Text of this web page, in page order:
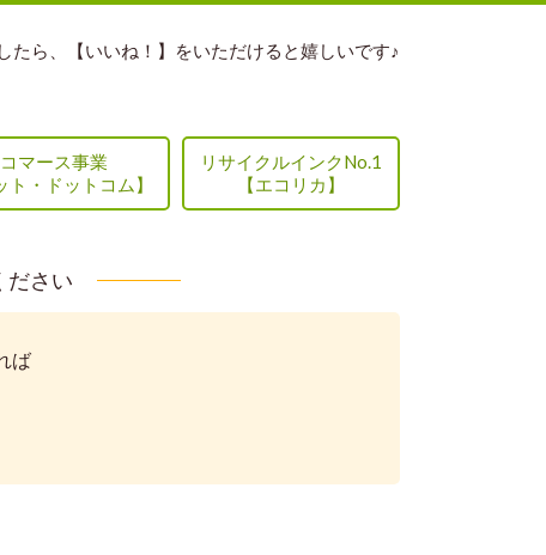
たら、【いいね！】をいただけると嬉しいです♪
マース事業
ト・ドットコム】
リサイクルインクNo.1
【エコリカ】
ださい
ば